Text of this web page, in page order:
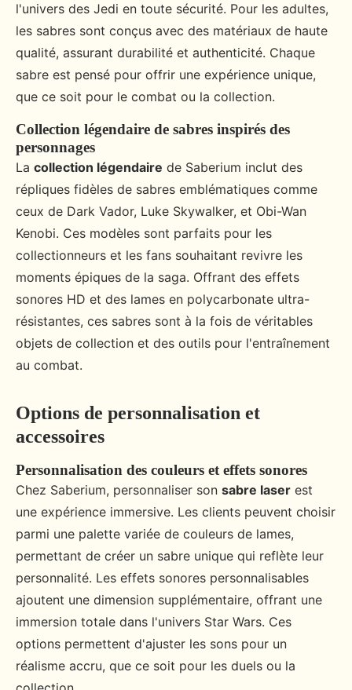
l'univers des Jedi en toute sécurité. Pour les adultes,
les sabres sont conçus avec des matériaux de haute
qualité, assurant durabilité et authenticité. Chaque
sabre est pensé pour offrir une expérience unique,
que ce soit pour le combat ou la collection.
Collection légendaire de sabres inspirés des
personnages
La collection légendaire de Saberium inclut des
répliques fidèles de sabres emblématiques comme
ceux de Dark Vador, Luke Skywalker, et Obi-Wan
Kenobi. Ces modèles sont parfaits pour les
collectionneurs et les fans souhaitant revivre les
moments épiques de la saga. Offrant des effets
sonores HD et des lames en polycarbonate ultra-
résistantes, ces sabres sont à la fois de véritables
objets de collection et des outils pour l'entraînement
au combat.
Options de personnalisation et
accessoires
Personnalisation des couleurs et effets sonores
Chez Saberium, personnaliser son sabre laser est
une expérience immersive. Les clients peuvent choisir
parmi une palette variée de couleurs de lames,
permettant de créer un sabre unique qui reflète leur
personnalité. Les effets sonores personnalisables
ajoutent une dimension supplémentaire, offrant une
immersion totale dans l'univers Star Wars. Ces
options permettent d'ajuster les sons pour un
réalisme accru, que ce soit pour les duels ou la